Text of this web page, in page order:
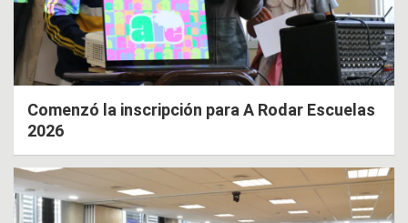
Comenzó la inscripción para A Rodar Escuelas
2026